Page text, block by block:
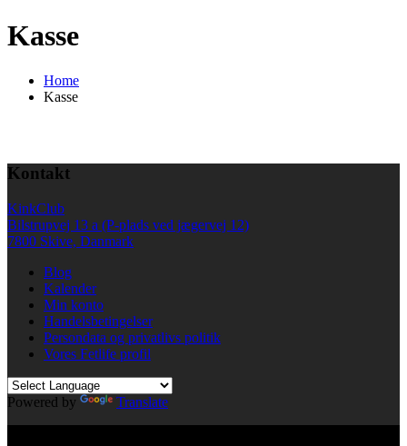
Kasse
Home
Kasse
Kontakt
KinkClub
Bilstrupvej 13 a (P-plads ved jægervej 12)
7800 Skive, Danmark
Blog
Kalender
Min konto
Handelsbetingelser
Persondata og privatlivs politik
Vores Fetlife profil
Powered by
Translate